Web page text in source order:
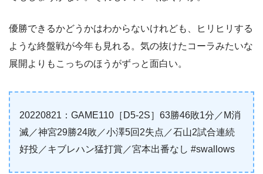
優勝できるかどうかはわからないけれども、ヒリヒリする
ような終盤戦が今年も見れる。気の抜けたコーラみたいな
展開よりもこっちのほうがずっと面白い。
20220821：GAME110［D5-2S］63勝46敗1分／M消
滅／神宮29勝24敗／小澤5回2失点／石山2試合連続
好投／キブレハン猛打賞／宮本出番なし #swallows